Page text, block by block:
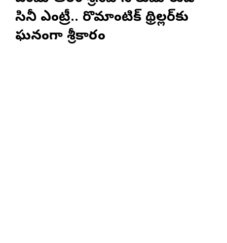
సినీ ఎంట్రీ.. రొమాంటిక్ థ్రిల్లర్‌కు
ఘనంగా శ్రీకారం